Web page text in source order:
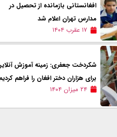
افغانستانی بازمانده از تحصیل در
مدارس تهران اعلام شد
۱۷ عقرب ۱۴۰۴
شکردخت جعفری: زمینه آموزش
برای هزاران دختر افغان را فراهم
۲۴ میزان ۱۴۰۴